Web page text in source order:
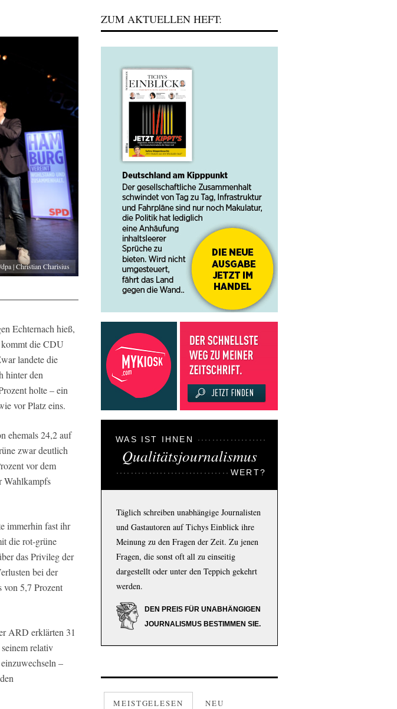
| Christian Charisius
Echternach hieß,
kommt die CDU
landete die
hinter den
holte – ein
vor Platz eins.
ehemals 24,2 auf
zwar deutlich
vor dem
Wahlkampfs
immerhin fast ihr
die rot-grüne
das Privileg der
bei der
von 5,7 Prozent
ARD erklärten 31
relativ
–
ZUM AKTUELLEN HEFT:
WAS IST IHNEN
Qualitätsjournalismus
WERT?
Täglich schreiben unabhängige Journalisten
und Gastautoren auf Tichys Einblick ihre
Meinung zu den Fragen der Zeit. Zu jenen
Fragen, die sonst oft all zu einseitig
dargestellt oder unter den Teppich gekehrt
werden.
DEN PREIS FÜR UNABHÄNGIGEN
JOURNALISMUS BESTIMMEN SIE.
MEISTGELESEN NEU